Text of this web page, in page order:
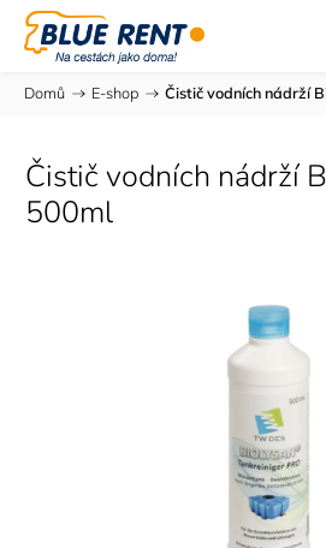
Domů / E-shop / Čistič vodních nádrží
Čistič vodních nádrží
500ml